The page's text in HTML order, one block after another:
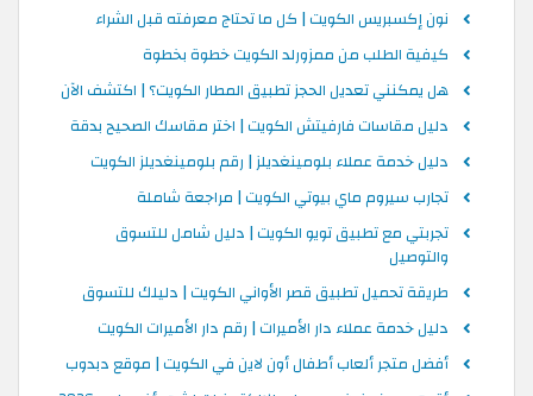
نون إكسبريس الكويت | كل ما تحتاج معرفته قبل الشراء
كيفية الطلب من ممزورلد الكويت خطوة بخطوة
هل يمكنني تعديل الحجز تطبيق المطار الكويت؟ | اكتشف الآن
دليل مقاسات فارفيتش الكويت | اختر مقاسك الصحيح بدقة
دليل خدمة عملاء بلومينغديلز | رقم بلومينغديلز الكويت
تجارب سيروم ماي بيوتي الكويت | مراجعة شاملة
تجربتي مع تطبيق تويو الكويت | دليل شامل للتسوق
والتوصيل
طريقة تحميل تطبيق قصر الأواني الكويت | دليلك للتسوق
دليل خدمة عملاء دار الأميرات | رقم دار الأميرات الكويت
أفضل متجر ألعاب أطفال أون لاين في الكويت | موقع دبدوب